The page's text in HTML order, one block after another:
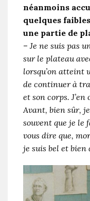
néanmoins
quelques
une partie de
– Je ne suis pas
sur le plateau
lorsqu’on atteint
de continuer à
et son corps.
Avant, bien sûr,
souvent que je le
vous dire que,
je suis bel et bien